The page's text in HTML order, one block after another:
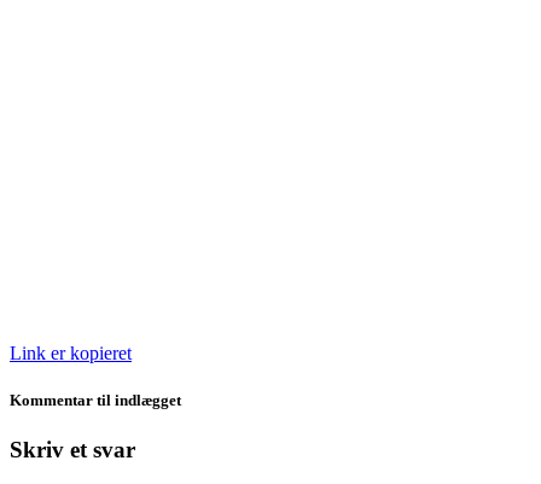
Link er kopieret
Kommentar til indlægget
Skriv et svar